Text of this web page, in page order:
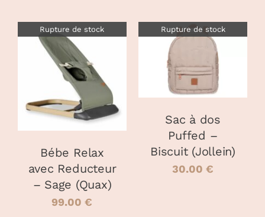
Rupture de stock
DÉTAILS
Bébe Relax
avec Reducteur
– Sage (Quax)
99.00€
Rupture de stock
Sac à dos
Puffed –
Biscuit (Jollein)
30.00 €